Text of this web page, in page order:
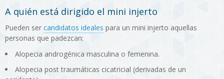
A quién está dirigido el mini injerto
Pueden ser candidatos ideales para un mini injerto aquellas
personas que padezcan:
Alopecia androgénica masculina o femenina.
Alopecia post traumáticas cicatricial (derivadas de un